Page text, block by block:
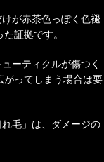
が赤茶色っぽく色褪
証拠です。
ーティクルが傷つく
ってしまう場合は要
毛」は、ダメージの